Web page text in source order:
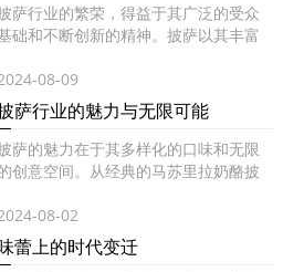
萨行业的繁荣，得益于其广泛的受众
础和不断创新的精神。披萨以其丰富
08-09
萨行业的魅力与无限可能
萨的魅力在于其多样化的口味和无限
创意空间。从经典的马苏里拉奶酪披
08-02
蕾上的时代变迁